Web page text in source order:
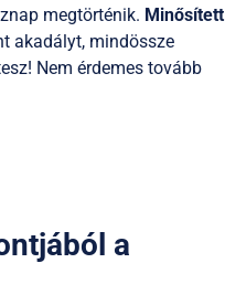
megtörténik. Minősített
akadályt, mindössze
Nem érdemes tovább
a